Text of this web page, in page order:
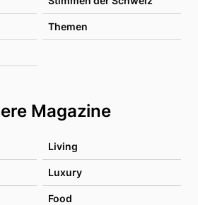
Themen
Magazine
Living
Luxury
Food